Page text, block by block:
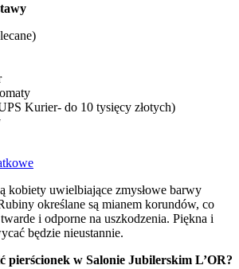
Kurier- do 10 tysięcy złotych)
kobiety uwielbiające zmysłowe barwy
określane są mianem korundów, co
i odporne na uszkodzenia. Piękna i
będzie nieustannie.
pierścionek w Salonie Jubilerskim L’OR?